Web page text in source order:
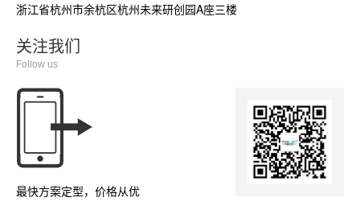
浙江省杭州市余杭区杭州未来研创园A座三楼
关注我们
Follow us
最快方案定型，价格从优